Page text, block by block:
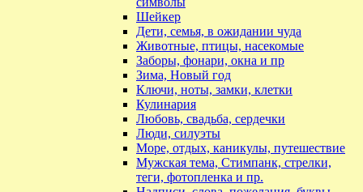
Шейкер
Дети, семья, в ожидании чуда
Животные, птицы, насекомые
Заборы, фонари, окна и пр
Зима, Новый год
Ключи, ноты, замки, клетки
Кулинария
Любовь, свадьба, сердечки
Люди, силуэты
Море, отдых, каникулы, путешествие
Мужская тема, Стимпанк, стрелки,
теги, фотопленка и пр.